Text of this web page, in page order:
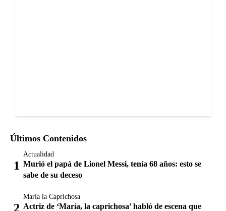
Últimos Contenidos
Actualidad
Murió el papá de Lionel Messi, tenía 68 años: esto se
sabe de su deceso
María la Caprichosa
Actriz de ‘María, la caprichosa’ habló de escena que